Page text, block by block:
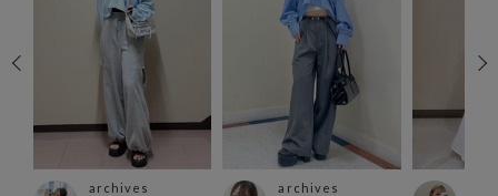
archives archives